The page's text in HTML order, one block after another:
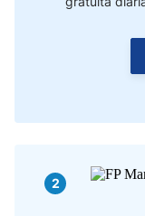
2